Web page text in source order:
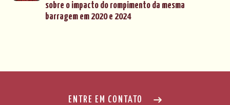
sobre o impacto do rompimento da mesma
barragem em 2020 e 2024
ENTRE EM CONTATO